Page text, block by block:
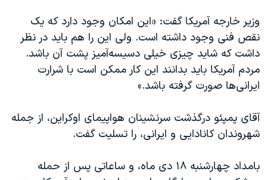
وزیر خارجه آمریکا گفت: «این امکان وجود دارد که یک
نقص فنی وجود داشته است. ولی این را هم باید در نظر
داشت که شاید چیزی خیلی دسیسه‌آمیز پشت آن باشد.
مردم آمریکا باید بدانند این کار ممکن است با شرارت
ایرانی‌ها صورت گرفته باشد.»
آقای پمپئو درگذشت سرنشینان هواپیمای اوکراین، از جمله
شهروندان کانادایی و ایرانی، را تسلیت گفت.
بامداد چهارشنبه ۱۸ دی ماه، و ساعاتی پس از حمله